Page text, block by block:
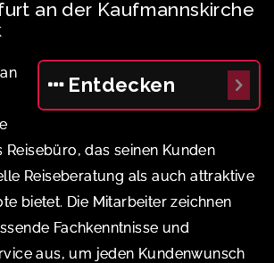
an der Kaufmannskirche
Entdecken
Reisebüro, das seinen Kunden
Reiseberatung als auch attraktive
bietet. Die Mitarbeiter zeichnen
Fachkenntnisse und
aus, um jeden Kundenwunsch